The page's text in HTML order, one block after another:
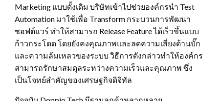
Marketing แบบดั้งเดิม บริษัทเข้าไปช่วยองค์กรนำ Test
Automation มาใช้เพื่อ Transform กระบวนการพัฒนา
ซอฟต์แวร์ ทำให้สามารถ Release Feature ได้เร็วขึ้นแบบ
ก้าวกระโดด โดยยังคงคุณภาพและลดความเสี่ยงด้านบั๊ก
และความล้มเหลวของระบบ วิธีการดังกล่าวทำให้องค์กร
สามารถรักษาสมดุลระหว่างความเร็วและคุณภาพ ซึ่ง
เป็นโจทย์สำคัญของเศรษฐกิจดิจิทัล